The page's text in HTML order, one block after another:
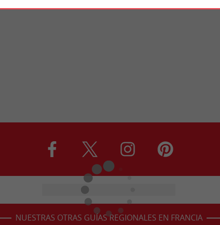
NUESTRAS OTRAS GUÍAS REGIONALES EN FRANCIA